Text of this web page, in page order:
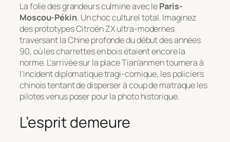
La folie des grandeurs culmine avec leParis-
Moscou-Pékin. Un choc culturel total. Imaginez
des prototypes Citroën ZX ultra-modernes
traversant la Chine profonde du début des années
90, où les charrettes en bois étaient encore la
norme. L’arrivée sur la place Tian’anmen tournera à
l’incident diplomatique tragi-comique, les policiers
chinois tentant de disperser à coup de matraque les
pilotes venus poser pour la photo historique.
L’esprit demeure